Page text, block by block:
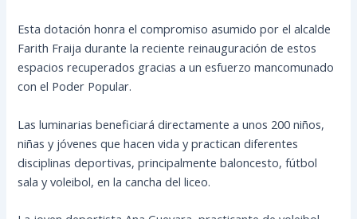
Esta dotación honra el compromiso asumido por el alcalde
Farith Fraija durante la reciente reinauguración de estos
espacios recuperados gracias a un esfuerzo mancomunado
con el Poder Popular.
Las luminarias beneficiará directamente a unos 200 niños,
niñas y jóvenes que hacen vida y practican diferentes
disciplinas deportivas, principalmente baloncesto, fútbol
sala y voleibol, en la cancha del liceo.